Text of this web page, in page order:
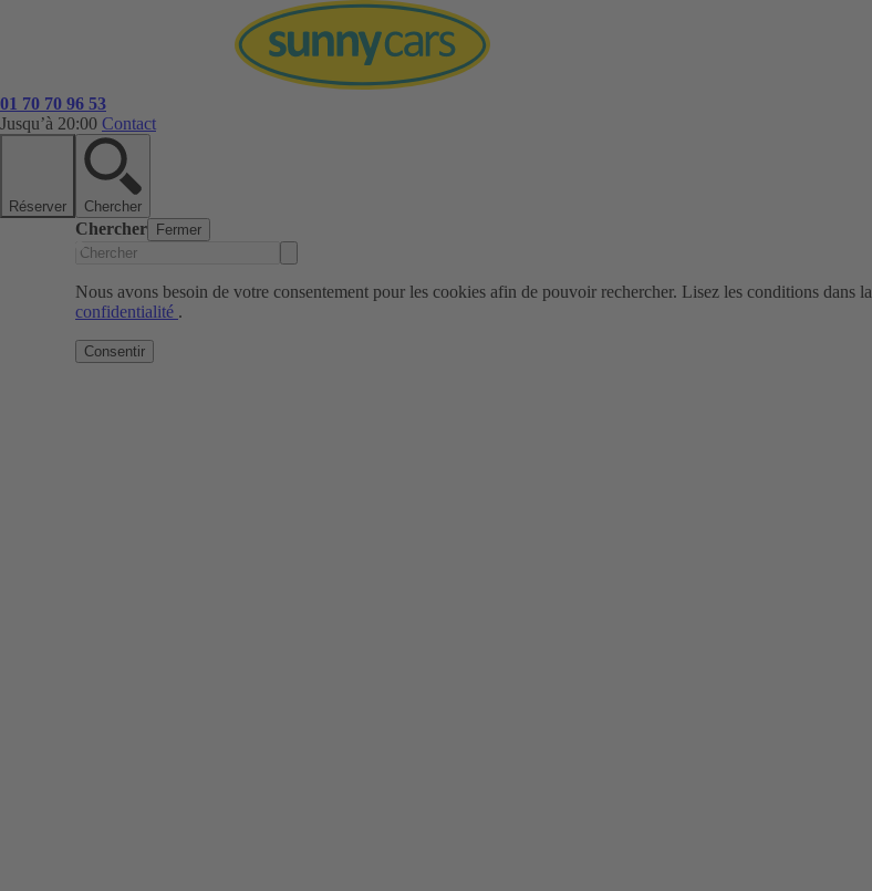
01 70 70 96 53
Jusqu’à 20:00 Contact
Réserver Chercher
Chercher Fermer
Nous avons besoin de votre consentement pour les cookies afin de pouvoir rechercher. Lisez les conditions dans la
confidentialité .
Consentir